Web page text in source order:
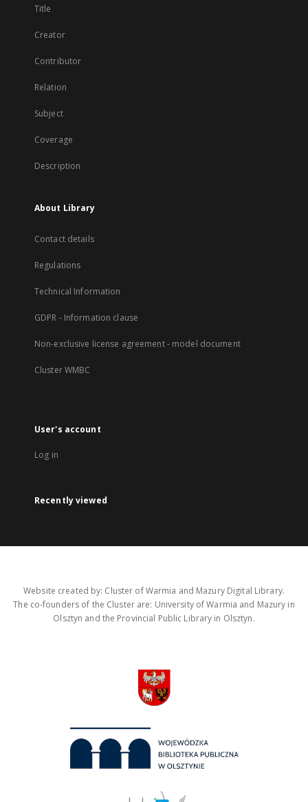
Title
Creator
Contributor
Relation
Subject
Coverage
Description
About Library
Contact details
Regulations
Technical Information
GDPR - Information clause
Non-exclusive license agreement - model document
Cluster WMBC
User's account
Log in
Recently viewed
Website created by: Cluster of Warmia and Mazury Digital Library.
The co-founders of the Cluster are: University of Warmia and Mazury in
Olsztyn and the Provincial Public Library in Olsztyn.